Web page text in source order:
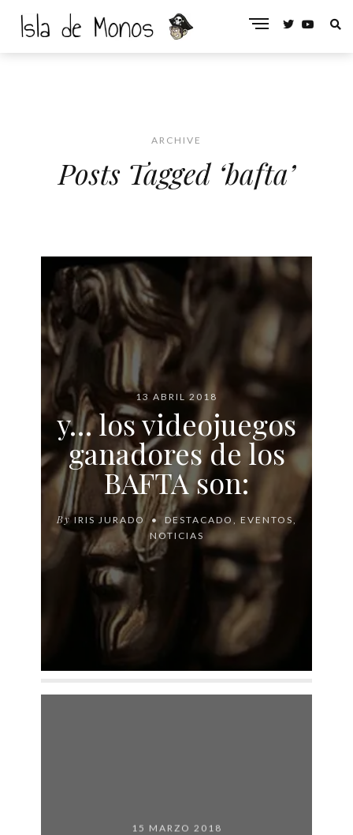
ARCHIVE
Posts Tagged ‘bafta’
13 ABRIL 2018
y… los videojuegos
ganadores de los
BAFTA son:
By IRIS JURADO DESTACADO, EVENTOS,
NOTICIAS
15 MARZO 2018